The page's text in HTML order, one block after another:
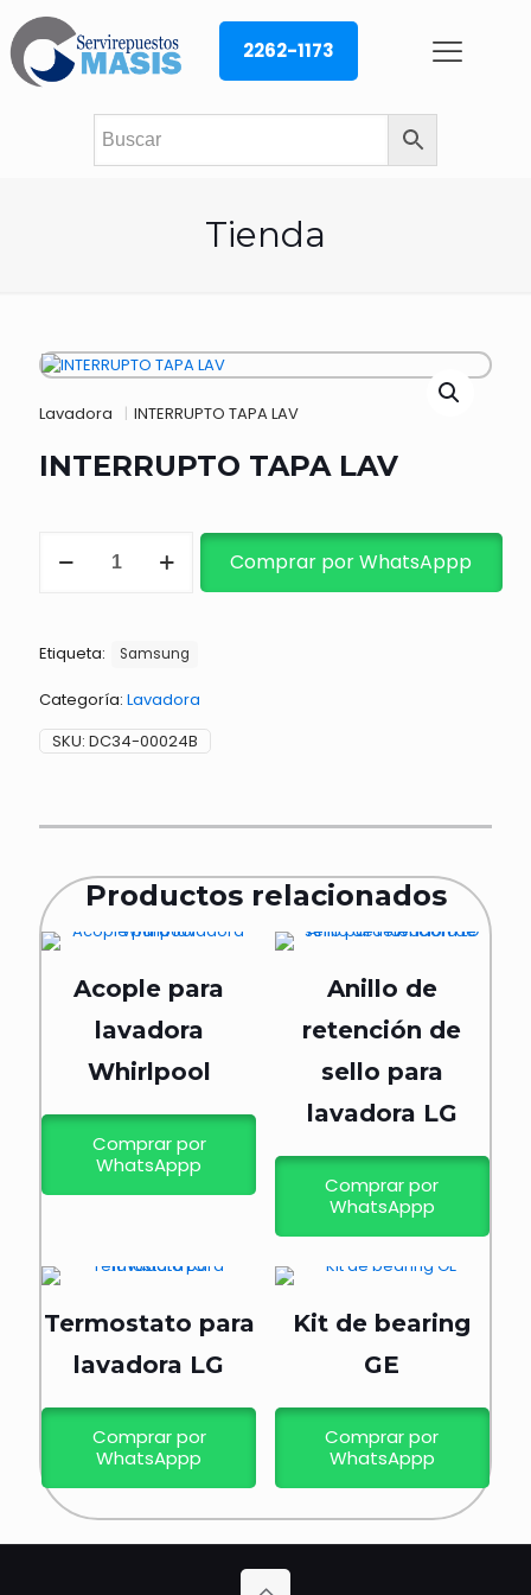
2262-1173
Tienda
Lavadora INTERRUPTO TAPA LAV
INTERRUPTO TAPA LAV
TAPA
Comprar por WhatsAppp
Etiqueta: Samsung
Categoría: Lavadora
SKU: DC34-00024B
Productos relacionados
Acople para
lavadora
Whirlpool
Comprar por
WhatsAppp
Anillo de
retención de
sello para
lavadora LG
Comprar por
WhatsAppp
Termostato para
lavadora LG
Comprar por
WhatsAppp
Kit de bearing
GE
Comprar por
WhatsAppp